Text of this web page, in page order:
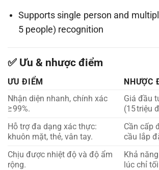
Supports single person and
5 people) recognition
✅ Ưu & nhược điểm
ƯU ĐIỂM
NHƯỢC
Nhận diện nhanh, chính xác
≥ 99%.
Giá đầu
(15 triệu
Hỗ trợ đa dạng xác thực:
khuôn mặt, thẻ, vân tay.
Cần cấp
cầu lắp
Chịu được nhiệt độ và độ ẩm
rộng.
Khả
lúc chỉ